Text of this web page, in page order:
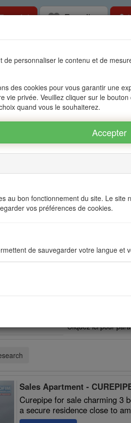
personnaliser le contenu et de
des cookies pour vous garantir une
vie privée. Veuillez cliquer sur le
quand vous le souhaiterez.
au bon fonctionnement du site. Le
vos préférences de cookies.
de sauvegarder votre langue et
Ad Favorites
Accessible to foreigners
Number of rooms
Mots
Vous devez
Cliquez ici pour
Sales Apartment -
Curepipe for sale charming 3
a secure residence close to